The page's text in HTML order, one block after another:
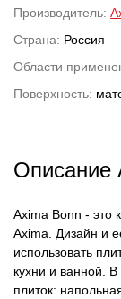
Производитель:
Страна: Россия
Области
Поверхность:
Описание
Axima Bonn - это
Axima. Дизайн и
использовать
кухни и ванной.
плиток: